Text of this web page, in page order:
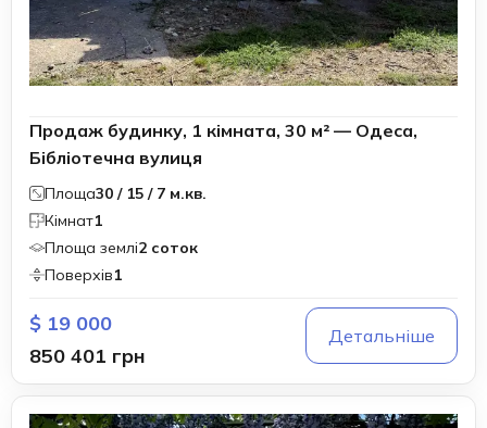
Продаж будинку, 1 кімната, 30 м² — Одеса,
Бібліотечна вулиця
Площа30 / 15 / 7 м.кв.
Кімнат1
Площа землі2 соток
Поверхів1
$ 19 000
850 401 грн
Детальніше